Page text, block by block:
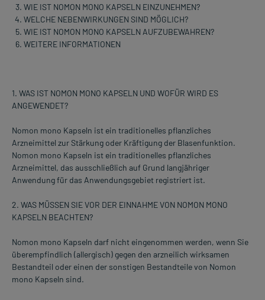
WIE IST NOMON MONO KAPSELN EINZUNEHMEN?
WELCHE NEBENWIRKUNGEN SIND MÖGLICH?
WIE IST NOMON MONO KAPSELN AUFZUBEWAHREN?
WEITERE INFORMATIONEN
1. WAS IST NOMON MONO KAPSELN UND WOFÜR WIRD ES
ANGEWENDET?
Nomon mono Kapseln ist ein traditionelles pflanzliches
Arzneimittel zur Stärkung oder Kräftigung der Blasenfunktion.
Nomon mono Kapseln ist ein traditionelles pflanzliches
Arzneimittel, das ausschließlich auf Grund langjähriger
Anwendung für das Anwendungsgebiet registriert ist.
2. WAS MÜSSEN SIE VOR DER EINNAHME VON NOMON MONO
KAPSELN BEACHTEN?
Nomon mono Kapseln darf nicht eingenommen werden, wenn Sie
überempfindlich (allergisch) gegen den arzneilich wirksamen
Bestandteil oder einen der sonstigen Bestandteile von Nomon
mono Kapseln sind.